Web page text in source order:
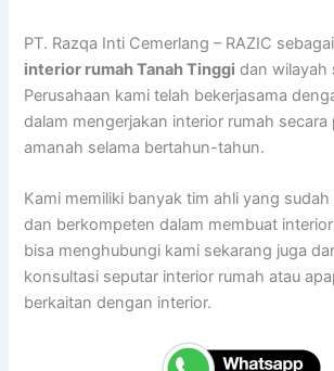
PT. Razqa Inti Cemerlang – RAZIC
interior rumah Tanah Tinggi dan wilayah
Perusahaan kami telah bekerjasama
dalam mengerjakan interior rumah
amanah selama bertahun-tahun.
Kami memiliki banyak tim ahli yang
dan berkompeten dalam membuat
bisa menghubungi kami sekarang juga
konsultasi seputar interior rumah atau
berkaitan dengan interior.